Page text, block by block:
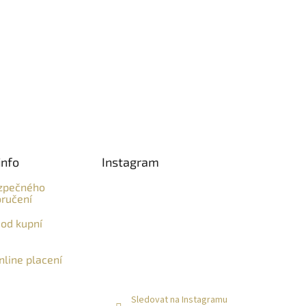
kupní
placení
Instagram
Sledovat na Instagramu